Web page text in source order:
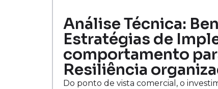
Análise Técnica:
Estratégias de
comportamento
Resiliência
Do ponto de vista comercial, o